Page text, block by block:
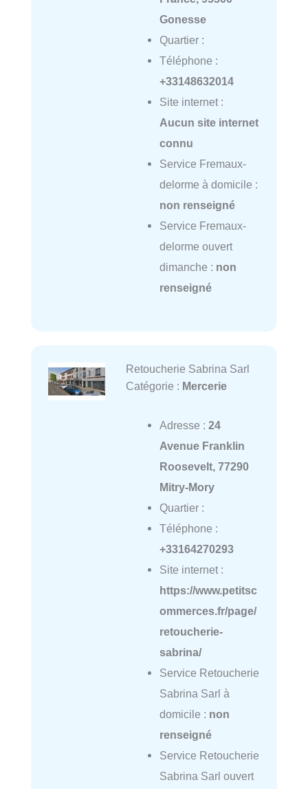
Gonesse
Quartier :
Téléphone :
+33148632014
Site internet :
Aucun site internet
connu
Service Fremaux-
delorme à domicile :
non renseigné
Service Fremaux-
delorme ouvert
dimanche : non
renseigné
Retoucherie Sabrina Sarl
Catégorie : Mercerie
Adresse : 24
Avenue Franklin
Roosevelt, 77290
Mitry-Mory
Quartier :
Téléphone :
+33164270293
Site internet :
https://www.petitsc
ommerces.fr/page/
retoucherie-
sabrina/
Service Retoucherie
Sabrina Sarl à
domicile : non
renseigné
Service Retoucherie
Sabrina Sarl ouvert